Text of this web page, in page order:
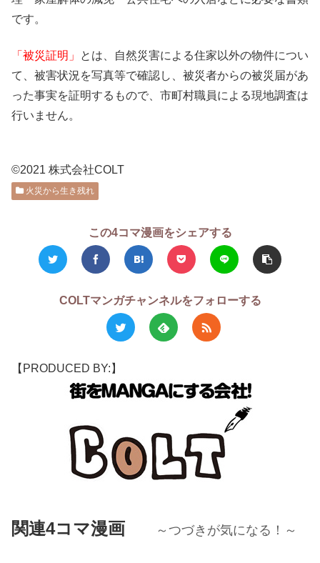
です。
「被災証明」
とは、自然災害による住家以外の物件につい
て、被害状況を写真等で確認し、被災者からの被災届があ
った事実を証明するもので、市町村職員による現地調査は
行いません。
©2021 株式会社COLT
火災から生き残れ
この4コマ漫画をシェアする
COLTマンガチャンネルをフォローする
【PRODUCED BY:】
関連4コマ漫画 ～つづきが気になる！～